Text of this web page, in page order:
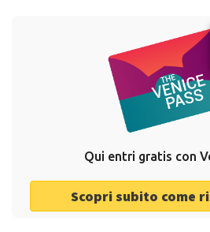
Qui entri gratis con
Scopri subito come